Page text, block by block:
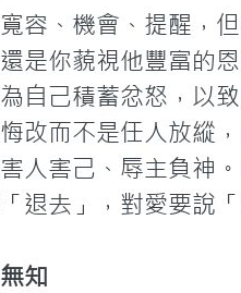
容、機會、提醒，
是你藐視他豐富的
自己積蓄忿怒，以
改而不是任人放縱
人害己、辱主負神
退去」，對愛要說
知